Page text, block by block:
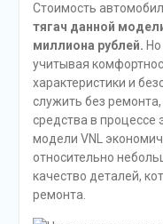
Стоимость
тягач данной
миллиона рублей.
учитывая
характеристики и
служить без
средства в процессе
модели VNL
относительно
качество деталей,
ремонта.